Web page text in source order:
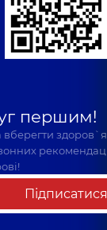
першим!
вберегти
Підписатися